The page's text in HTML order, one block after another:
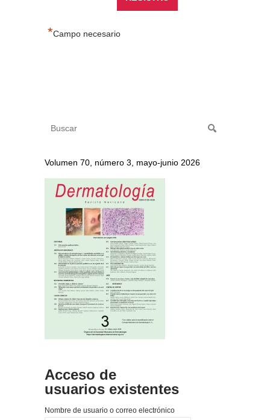
*Campo necesario
Volumen 70, número 3, mayo-junio 2026
Acceso de
usuarios existentes
Nombre de usuario o correo electrónico